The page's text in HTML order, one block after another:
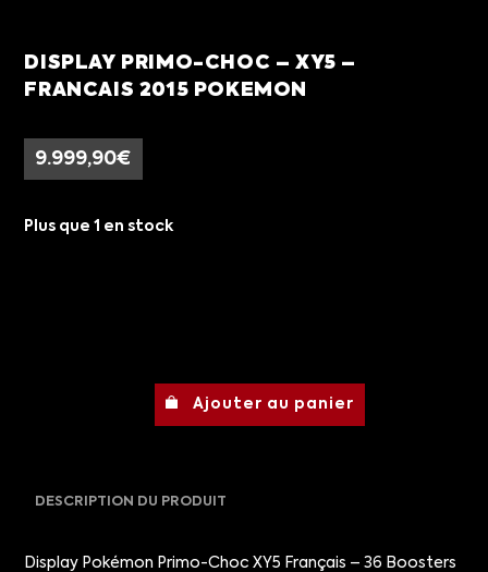
DISPLAY PRIMO-CHOC – XY5 –
FRANCAIS 2015 POKEMON
9.999,90€
Plus que 1 en stock
Ajouter au panier
DESCRIPTION DU PRODUIT
Display Pokémon Primo-Choc XY5 Français – 36 Boosters